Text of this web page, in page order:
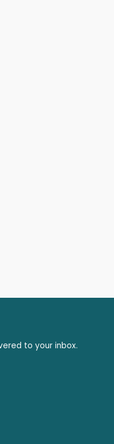
to your inbox.